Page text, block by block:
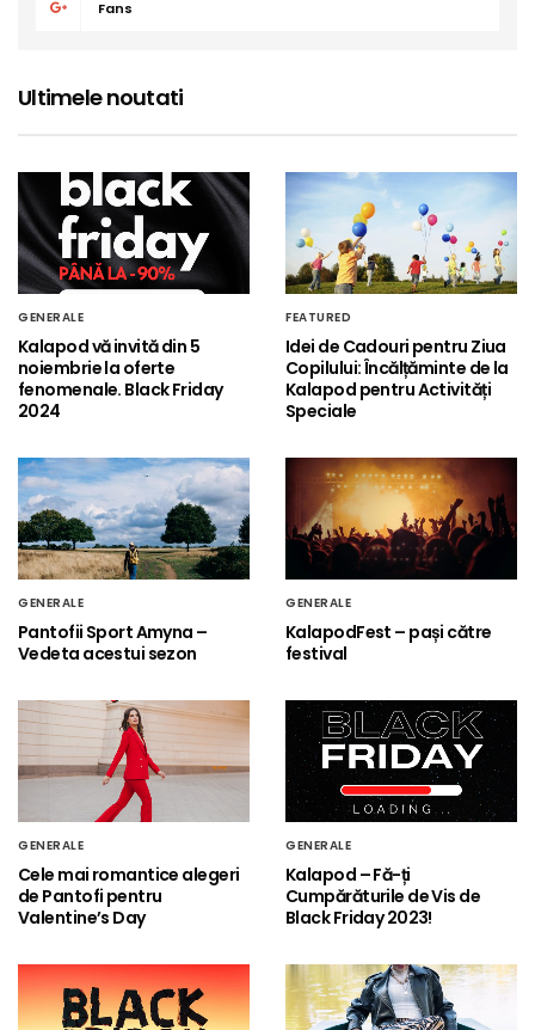
Fans
Ultimele noutati
GENERALE
Kalapod vă invită din 5
noiembrie la oferte
fenomenale. Black Friday
2024
FEATURED
Idei de Cadouri pentru Ziua
Copilului: Încălțăminte de la
Kalapod pentru Activități
Speciale
GENERALE
Pantofii Sport Amyna –
Vedeta acestui sezon
GENERALE
KalapodFest – pași către
festival
GENERALE
Cele mai romantice alegeri
de Pantofi pentru
Valentine’s Day
GENERALE
Kalapod – Fă-ți
Cumpărăturile de Vis de
Black Friday 2023!